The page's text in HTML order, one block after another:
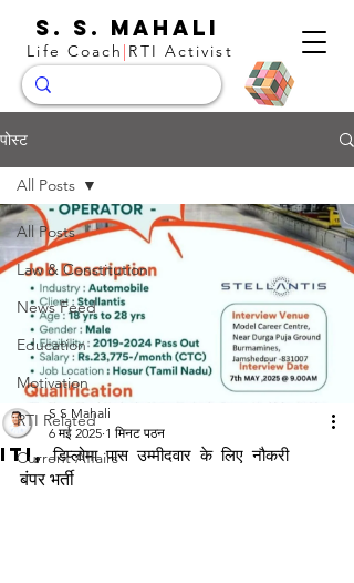
S. S. Mahali
Life Coach | RTI Activist
पोस्ट
All Posts
Law & Constitution
News Feed
Education
Motivation
RTI Related
Current Affairs
All Posts
ITI, डिप्लोमा पास उम्मीदवार के लिए नौकरी
S S Mahali
6 मई 2025 1 मिनट पठन
बंपर भर्ती